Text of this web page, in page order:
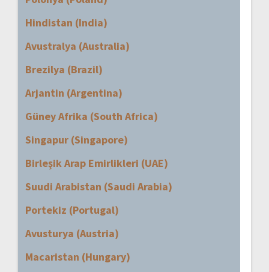
Hindistan (India)
Avustralya (Australia)
Brezilya (Brazil)
Arjantin (Argentina)
Güney Afrika (South Africa)
Singapur (Singapore)
Birleşik Arap Emirlikleri (UAE)
Suudi Arabistan (Saudi Arabia)
Portekiz (Portugal)
Avusturya (Austria)
Macaristan (Hungary)